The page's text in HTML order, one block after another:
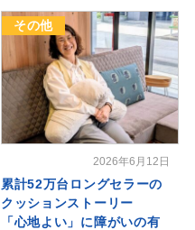
その他
2026年6月12日
累計52万台ロングセラーの
クッションストーリー
「心地よい」に障がいの有